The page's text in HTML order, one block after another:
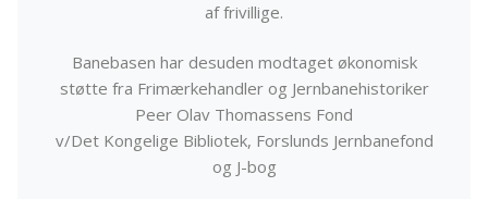
af frivillige.
Banebasen har desuden modtaget økonomisk
støtte fra Frimærkehandler og Jernbanehistoriker
Peer Olav Thomassens Fond
v/Det Kongelige Bibliotek, Forslunds Jernbanefond
og J-bog